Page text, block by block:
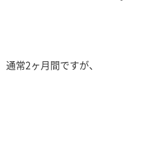
通常2ヶ月間ですが、